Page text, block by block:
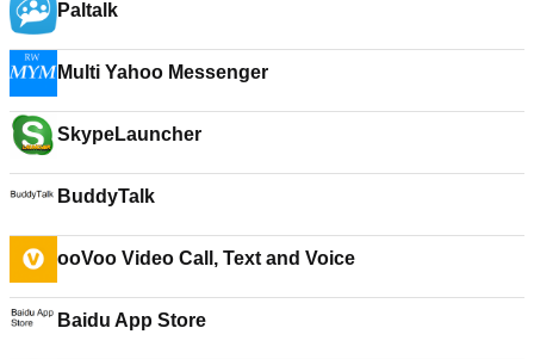
Paltalk
Multi Yahoo Messenger
SkypeLauncher
BuddyTalk
ooVoo Video Call, Text and Voice
Baidu App Store